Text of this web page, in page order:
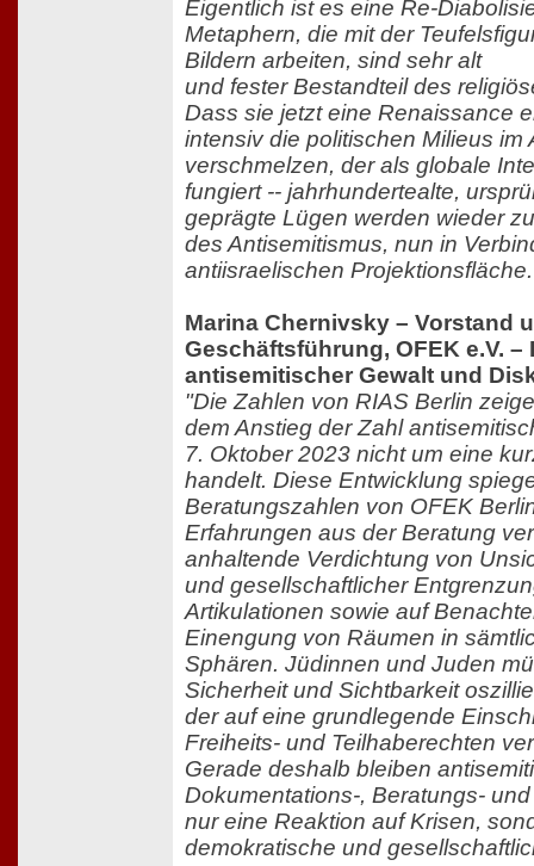
Eigentlich ist es eine Re-
Metaphern, die mit der
Bildern arbeiten, sind sehr alt
und fester Bestandteil des
Dass sie jetzt eine Renaissance
intensiv die politischen Milieus im
verschmelzen, der als globale
fungiert -- jahrhundertealte,
geprägte Lügen werden wieder
des Antisemitismus, nun in
antiisraelischen
Marina Chernivsky – Vorstand
Geschäftsführung, OFEK e.V.
antisemitischer Gewalt und
"Die Zahlen von RIAS Berlin
dem Anstieg der Zahl
7. Oktober 2023 nicht um eine
handelt. Diese Entwicklung
Beratungszahlen von OFEK
Erfahrungen aus der Beratung
anhaltende Verdichtung von
und gesellschaftlicher
Artikulationen sowie auf
Einengung von Räumen in
Sphären. Jüdinnen und Juden
Sicherheit und Sichtbarkeit
der auf eine grundlegende
Freiheits- und Teilhaberechten
Gerade deshalb bleiben
Dokumentations-, Beratungs-
nur eine Reaktion auf Krisen,
demokratische und